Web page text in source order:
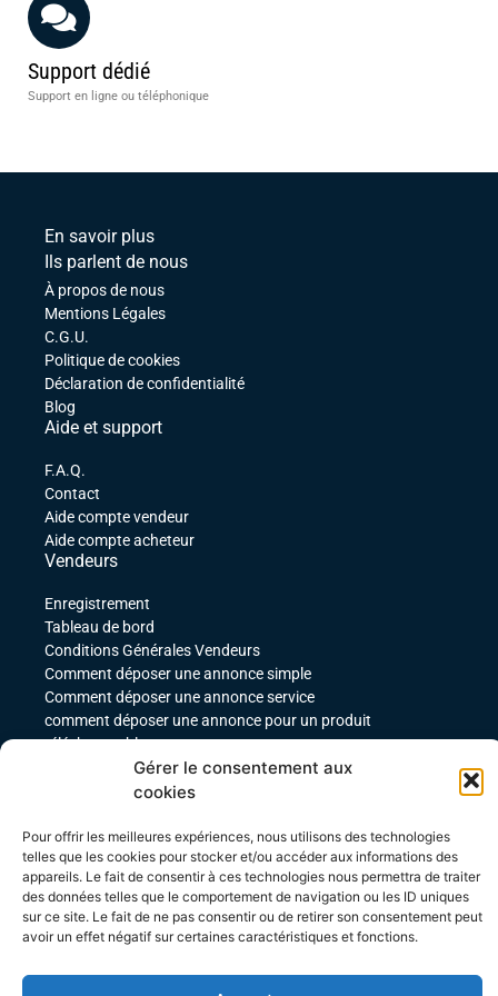
Gérer le consentement aux
cookies
Pour offrir les meilleures expériences, nous utilisons des technologies
telles que les cookies pour stocker et/ou accéder aux informations des
appareils. Le fait de consentir à ces technologies nous permettra de traiter
des données telles que le comportement de navigation ou les ID uniques
sur ce site. Le fait de ne pas consentir ou de retirer son consentement peut
avoir un effet négatif sur certaines caractéristiques et fonctions.
Support dédié
Support en ligne ou téléphonique
En savoir plus
Ils parlent de nous
À propos de nous
Mentions Légales
C.G.U.
Politique de cookies
Déclaration de confidentialité
Blog
Aide et support
F.A.Q.
Contact
Aide compte vendeur
Aide compte acheteur
Vendeurs
Enregistrement
Tableau de bord
Conditions Générales Vendeurs
Comment déposer une annonce simple
Comment déposer une annonce service
comment déposer une annonce pour un produit
téléchargeable
Déposer une annonce avec des variables
Mon compte
Mes commandes
Conditions Générales Acheteurs